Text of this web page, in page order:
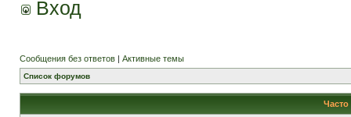
Вход
Сообщения без ответов | Активные темы
Список форумов